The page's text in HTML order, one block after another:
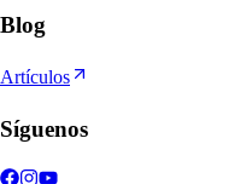
Blog
Artículos
Síguenos